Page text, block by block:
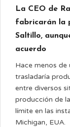
La CEO de
fabricarán la
Saltillo,
acuerdo
Hace menos de
trasladaría
entre diversos
producción de
límite en las
Michigan, EUA.